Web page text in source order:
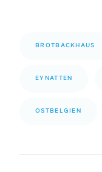
BROTBACKHAUS
EYNATTEN
OSTBELGIEN